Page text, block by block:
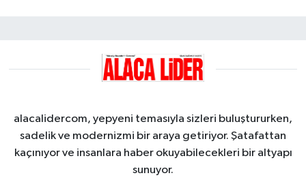
alacalidercom, yepyeni temasıyla sizleri buluştururken,
sadelik ve modernizmi bir araya getiriyor. Şatafattan
kaçınıyor ve insanlara haber okuyabilecekleri bir altyapı
sunuyor.